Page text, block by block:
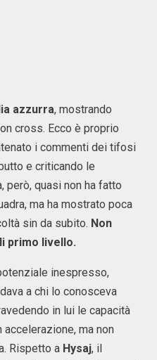
azzurra, mostrando
cross. Ecco è proprio
i commenti dei tifosi
e criticando le
però, quasi non ha fatto
ma ha mostrato poca
sin da subito. Non
primo livello.
inespresso,
a chi lo conosceva
in lui le capacità
ma non
Rispetto a Hysaj, il